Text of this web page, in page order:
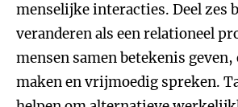
menselijke interacties. Deel zes
veranderen als een relationeel
mensen samen betekenis
maken en vrijmoedig spreken.